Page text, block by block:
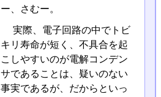
ー、さむー。
実際、電子回路の中でトビ
キリ寿命が短く、不具合を起
こしやすいのが電解コンデン
サであることは、疑いのない
事実であるが、だからといっ